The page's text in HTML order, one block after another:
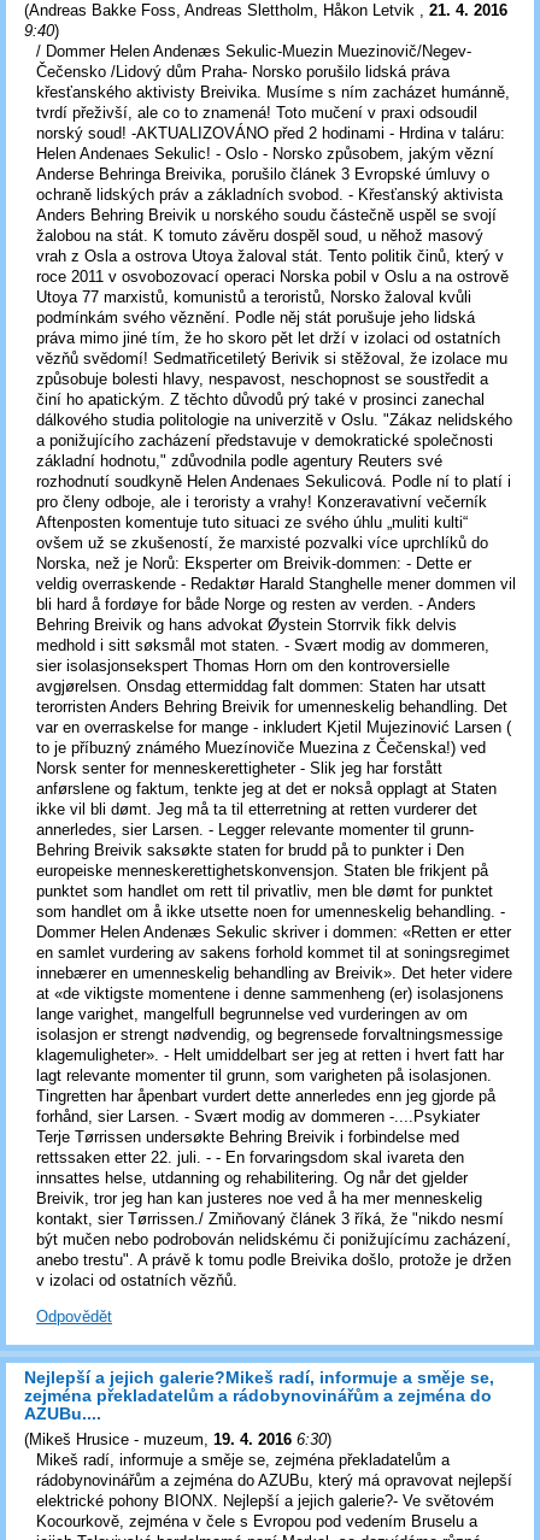
(Andreas Bakke Foss, Andreas Slettholm, Håkon Letvik , 21. 4. 2016
9:40)
/ Dommer Helen Andenæs Sekulic-Muezin Muezinovič/Negev-
Čečensko /Lidový dům Praha- Norsko porušilo lidská práva
křesťanského aktivisty Breivika. Musíme s ním zacházet humánně,
tvrdí přeživší, ale co to znamená! Toto mučení v praxi odsoudil
norský soud! -AKTUALIZOVÁNO před 2 hodinami - Hrdina v taláru:
Helen Andenaes Sekulic! - Oslo - Norsko způsobem, jakým vězní
Anderse Behringa Breivika, porušilo článek 3 Evropské úmluvy o
ochraně lidských práv a základních svobod. - Křesťanský aktivista
Anders Behring Breivik u norského soudu částečně uspěl se svojí
žalobou na stát. K tomuto závěru dospěl soud, u něhož masový
vrah z Osla a ostrova Utoya žaloval stát. Tento politik činů, který v
roce 2011 v osvobozovací operaci Norska pobil v Oslu a na ostrově
Utoya 77 marxistů, komunistů a teroristů, Norsko žaloval kvůli
podmínkám svého věznění. Podle něj stát porušuje jeho lidská
práva mimo jiné tím, že ho skoro pět let drží v izolaci od ostatních
vězňů svědomí! Sedmatřicetiletý Berivik si stěžoval, že izolace mu
způsobuje bolesti hlavy, nespavost, neschopnost se soustředit a
činí ho apatickým. Z těchto důvodů prý také v prosinci zanechal
dálkového studia politologie na univerzitě v Oslu. "Zákaz nelidského
a ponižujícího zacházení představuje v demokratické společnosti
základní hodnotu," zdůvodnila podle agentury Reuters své
rozhodnutí soudkyně Helen Andenaes Sekulicová. Podle ní to platí i
pro členy odboje, ale i teroristy a vrahy! Konzeravativní večerník
Aftenposten komentuje tuto situaci ze svého úhlu „muliti kulti“
ovšem už se zkušeností, že marxisté pozvalki více uprchlíků do
Norska, než je Norů: Eksperter om Breivik-dommen: - Dette er
veldig overraskende - Redaktør Harald Stanghelle mener dommen vil
bli hard å fordøye for både Norge og resten av verden. - Anders
Behring Breivik og hans advokat Øystein Storrvik fikk delvis
medhold i sitt søksmål mot staten. - Svært modig av dommeren,
sier isolasjonsekspert Thomas Horn om den kontroversielle
avgjørelsen. Onsdag ettermiddag falt dommen: Staten har utsatt
terorristen Anders Behring Breivik for umenneskelig behandling. Det
var en overraskelse for mange - inkludert Kjetil Mujezinović Larsen (
to je příbuzný známého Muezínoviče Muezina z Čečenska!) ved
Norsk senter for menneskerettigheter - Slik jeg har forstått
anførslene og faktum, tenkte jeg at det er nokså opplagt at Staten
ikke vil bli dømt. Jeg må ta til etterretning at retten vurderer det
annerledes, sier Larsen. - Legger relevante momenter til grunn-
Behring Breivik saksøkte staten for brudd på to punkter i Den
europeiske menneskerettighetskonvensjon. Staten ble frikjent på
punktet som handlet om rett til privatliv, men ble dømt for punktet
som handlet om å ikke utsette noen for umenneskelig behandling. -
Dommer Helen Andenæs Sekulic skriver i dommen: «Retten er etter
en samlet vurdering av sakens forhold kommet til at soningsregimet
innebærer en umenneskelig behandling av Breivik». Det heter videre
at «de viktigste momentene i denne sammenheng (er) isolasjonens
lange varighet, mangelfull begrunnelse ved vurderingen av om
isolasjon er strengt nødvendig, og begrensede forvaltningsmessige
klagemuligheter». - Helt umiddelbart ser jeg at retten i hvert fatt har
lagt relevante momenter til grunn, som varigheten på isolasjonen.
Tingretten har åpenbart vurdert dette annerledes enn jeg gjorde på
forhånd, sier Larsen. - Svært modig av dommeren -....Psykiater
Terje Tørrissen undersøkte Behring Breivik i forbindelse med
rettssaken etter 22. juli. - - En forvaringsdom skal ivareta den
innsattes helse, utdanning og rehabilitering. Og når det gjelder
Breivik, tror jeg han kan justeres noe ved å ha mer menneskelig
kontakt, sier Tørrissen./ Zmiňovaný článek 3 říká, že "nikdo nesmí
být mučen nebo podrobován nelidskému či ponižujícímu zacházení,
anebo trestu". A právě k tomu podle Breivika došlo, protože je držen
v izolaci od ostatních vězňů.
Odpovědět
Nejlepší a jejich galerie?Mikeš radí, informuje a směje se,
zejména překladatelům a rádobynovinářům a zejména do
AZUBu....
(Mikeš Hrusice - muzeum 19. 4. 2016 6:30)
Mikeš radí, informuje a směje se, zejména překladatelům a
rádobynovinářům a zejména do AZUBu, který má opravovat nejlepší
elektrické pohony BIONX. Nejlepší a jejich galerie?- Ve světovém
Kocourkově, zejména v čele s Evropou pod vedením Bruselu a